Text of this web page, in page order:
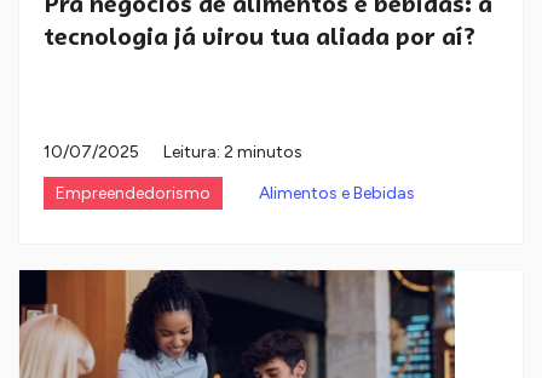
tecnologia já virou tua aliada por aí?
10/07/2025
Leitura: 2 minutos
Empreendedorismo
Alimentos e Bebidas